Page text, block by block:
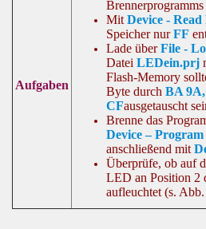
Aufgaben
Mit Device - Read
Speicher nurFF
Lade überFile -
Datei LEDein.prj
Flash-Memory
Byte durch BA
CFausgetauscht
Brenne das
Device – Program
anschließend mit
Überprüfe, ob auf
LED an Position 2
aufleuchtet (s.